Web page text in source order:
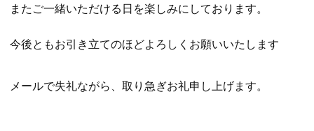
またご一緒いただける日を楽しみにしております。
今後ともお引き立てのほどよろしくお願いいたします
メールで失礼ながら、取り急ぎお礼申し上げます。